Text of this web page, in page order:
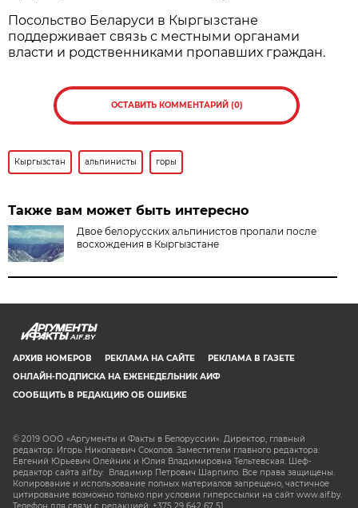
Посольство Беларуси в Кыргызстане
поддерживает связь с местными органами
власти и родственниками пропавших граждан.
ОСТАВИТЬ КОММЕНТАРИЙ (0)
Кыргызстан альпинисты горы
Также вам может быть интересно
Двое белорусских альпинистов пропали после
восхождения в Кыргызстане
AIF.BY
АРХИВ НОМЕРОВ РЕКЛАМА НА САЙТЕ
РЕКЛАМА В ГАЗЕТЕ
ОНЛАЙН-ПОДПИСКА НА ЕЖЕНЕДЕЛЬНИК АИФ
СООБЩИТЬ В РЕДАКЦИЮ ОБ ОШИБКЕ
© 2019 ООО «Аргументы и Факты в Белоруссии». Директор, главный
редактор: Игорь Николаевич Соколов. Заместители главного редактора:
Евгений Юрьевич Олейник и Юлия Владимировна Тельтевская. Шеф-
редактор сайта aif.by: Владимир Петрович Шарпило. Все права защищены.
Копирование и использование полных материалов запрещено, частичное
цитирование возможно только при условии гиперссылки на сайт www.aif.by.
Телефон для связи с редакцией: +375 29 642 67 51.